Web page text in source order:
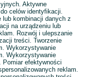
Aktywne
celów identyfikacji.
lub kombinacji danych z
na urządzeniu lub
Rozwój i ulepszanie
treści. Tworzenie
Wykorzystywanie
Wykorzystywanie
Pomiar efektywności
reklam.